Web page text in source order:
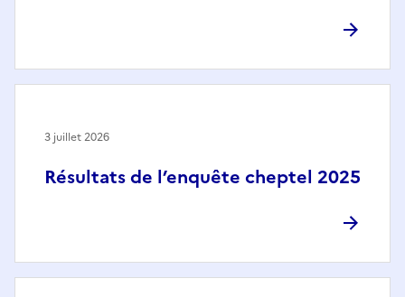
Résultats de l’enquête cheptel 2025
3 juillet 2026